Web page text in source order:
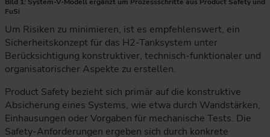
FuSi
Um Risiken zu minimieren, ist es empfehlenswert, ein
Sicherheitskonzept für das H2-Tanksystem unter
Berücksichtigung konstruktiver, technisch-funktionaler und
organisatorischer Aspekte zu erstellen.
Product Safety bezieht sich primär auf die konstruktive
Absicherung eines Systems, wie etwa durch Wandstärken,
Einhausungen oder Vorgaben für mechanische Tests. Die
Safety-Anforderungen ergeben sich durch konkrete